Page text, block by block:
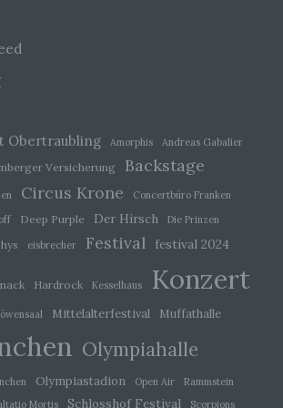
Obertraubling Amorphis Andreas Gabalier
Versicherung Backstage
Circus Krone
Concertbüro Franken
Deep Purple Der Hirsch Die Prinzen
eisbrecher Festival festival 2024
Hardrock Kesselhaus Konzert
Mittelalterfestival Muffathalle
Olympiahalle
Olympiastadion Open Air Rammstein
Mortis Schlosshof Festival Scorpions
Aspekte, die sich auf eine natürliche
zu bewerten, insbesondere,
bezüglich Arbeitsleistung,
Lage, Gesundheit, persönlicher
Interessen, Zuverlässigkeit, Verhalten,
oder Ortswechsel dieser
ist die Verarbeitung
personenbezogenen Daten ohne
spezifischen betroffenen Person
werden können, sofern diese
Informationen gesondert aufbewahrt
technischen und organisatorischen
unterliegen, die gewährleisten, dass
Daten nicht einer
werden.